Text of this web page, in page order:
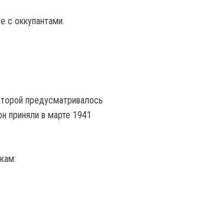
с оккупантами.
предусматривалось
приняли в марте 1941